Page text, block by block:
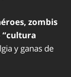
zombis
y ganas de